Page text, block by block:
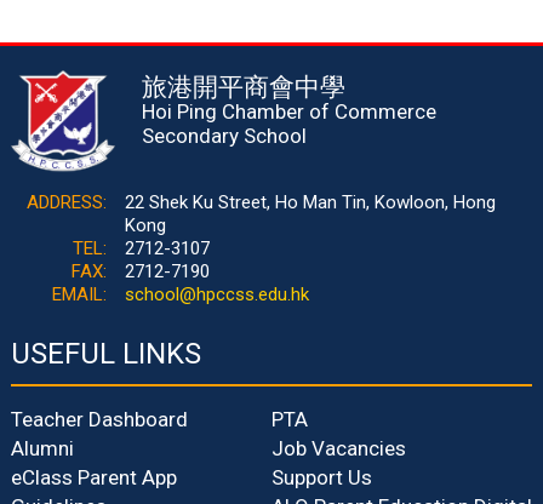
旅港開平商會中學
Hoi Ping Chamber of Commerce
Secondary School
ADDRESS:
22 Shek Ku Street, Ho Man Tin, Kowloon, Hong
Kong
TEL:
2712-3107
FAX:
2712-7190
EMAIL:
school@hpccss.edu.hk
USEFUL LINKS
Teacher Dashboard
PTA
Alumni
Job Vacancies
eClass Parent App
Support Us